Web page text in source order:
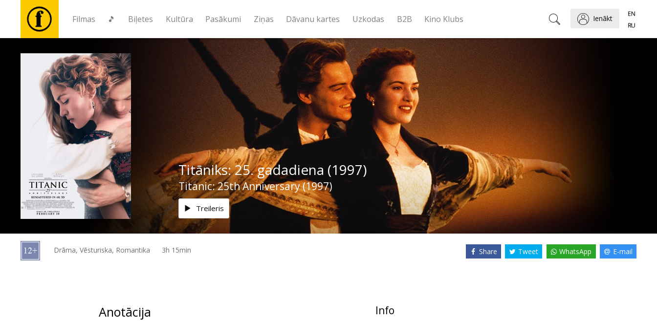
Filmas 🎵 Biļetes Kultūra Pasākumi Ziņas Dāvanu kartes Uzkodas B2B Kino Klubs Ienākt
Filmas
Biļetes
Kultūra
Pasākumi
Ziņas
kartes
Titāniks: 25. gadadiena (1997)
Titanic: 25th Anniversary (1997)
Treileris
Drāma, Vēsturiska, Romantika 3h 15min Share Tweet WhatsApp E-mail
Anotācija Info